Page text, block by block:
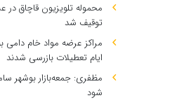
محموله تلویزیون قاچاق در
توقیف شد
مراکز عرضه مواد خام دامی
ایام تعطیلات بازرسی شدند
مظفری: جمعه‌بازار بوشهر
شود